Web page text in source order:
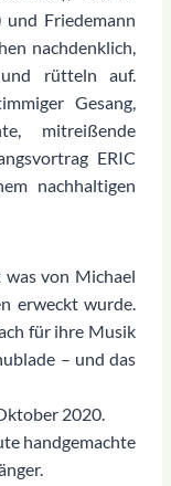
Friedemann
nachdenklich,
rütteln auf.
Gesang,
mitreißende
ERIC
nachhaltigen
was von Michael
erweckt wurde.
für ihre Musik
– und das
2020.
handgemachte